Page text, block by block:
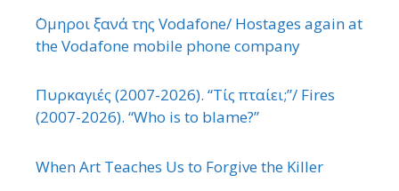
΄Ομηροι ξανά της Vodafone/ Hostages again at
the Vodafone mobile phone company
Πυρκαγιές (2007-2026). “Τίς πταίει;”/ Fires
(2007-2026). “Who is to blame?”
When Art Teaches Us to Forgive the Killer